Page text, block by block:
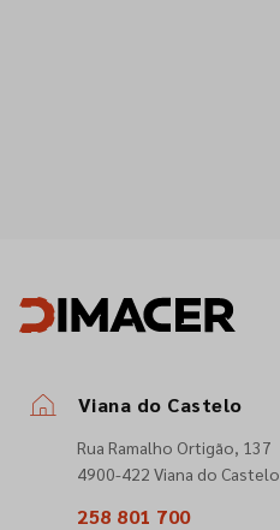
Viana do Castelo
Rua Ramalho Ortigão, 137
4900-422 Viana do Castelo
258 801 700